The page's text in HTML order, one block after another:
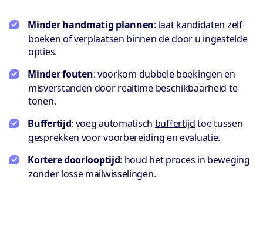
Minder handmatig plannen: laat kandidaten zelf
boeken of verplaatsen binnen de door u ingestelde
opties.
Minder fouten: voorkom dubbele boekingen en
misverstanden door realtime beschikbaarheid te
tonen.
Buffertijd: voeg automatisch buffertijdtoe tussen
gesprekken voor voorbereiding en evaluatie.
Kortere doorlooptijd: houd het proces in beweging
zonder losse mailwisselingen.